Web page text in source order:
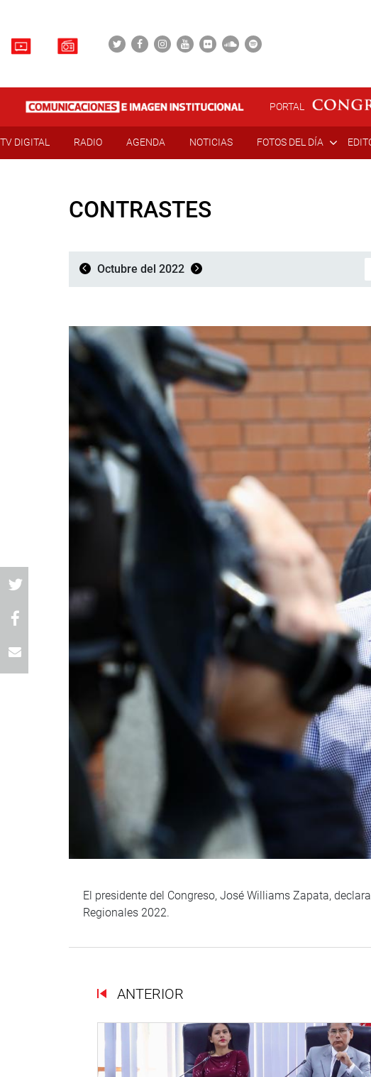
PORTAL
TV DIGITAL RADIO AGENDA NOTICIAS FOTOS DEL DÍA
CONTRASTES
Octubre del 2022
El presidente del Congreso, José Williams Zapata,
Regionales 2022.
ANTERIOR